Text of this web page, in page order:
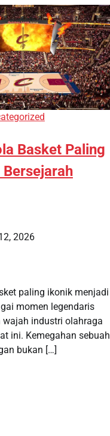
Basket Paling
2026
paling ikonik menjadi
momen legendaris
industri olahraga
ini. Kemegahan sebuah
bukan […]